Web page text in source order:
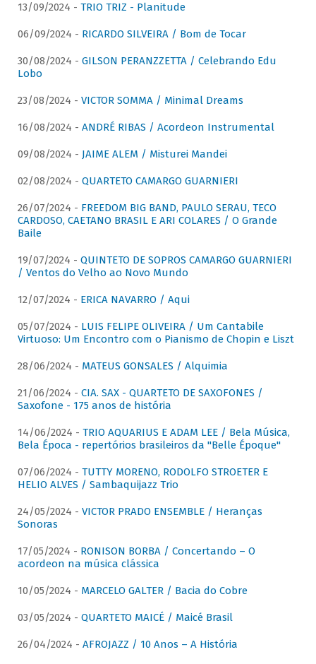
13/09/2024 - TRIO TRIZ - Planitude
06/09/2024 - RICARDO SILVEIRA / Bom de Tocar
30/08/2024 - GILSON PERANZZETTA / Celebrando Edu
Lobo
23/08/2024 - VICTOR SOMMA / Minimal Dreams
16/08/2024 - ANDRÉ RIBAS / Acordeon Instrumental
09/08/2024 - JAIME ALEM / Misturei Mandei
02/08/2024 - QUARTETO CAMARGO GUARNIERI
26/07/2024 - FREEDOM BIG BAND, PAULO SERAU, TECO
CARDOSO, CAETANO BRASIL E ARI COLARES / O Grande
Baile
19/07/2024 - QUINTETO DE SOPROS CAMARGO GUARNIERI
/ Ventos do Velho ao Novo Mundo
12/07/2024 - ERICA NAVARRO / Aqui
05/07/2024 - LUIS FELIPE OLIVEIRA / Um Cantabile
Virtuoso: Um Encontro com o Pianismo de Chopin e Liszt
28/06/2024 - MATEUS GONSALES / Alquimia
21/06/2024 - CIA. SAX - QUARTETO DE SAXOFONES /
Saxofone - 175 anos de história
14/06/2024 - TRIO AQUARIUS E ADAM LEE / Bela Música,
Bela Época - repertórios brasileiros da "Belle Époque"
07/06/2024 - TUTTY MORENO, RODOLFO STROETER E
HELIO ALVES / Sambaquijazz Trio
24/05/2024 - VICTOR PRADO ENSEMBLE / Heranças
Sonoras
17/05/2024 - RONISON BORBA / Concertando – O
acordeon na música clássica
10/05/2024 - MARCELO GALTER / Bacia do Cobre
03/05/2024 - QUARTETO MAICÉ / Maicé Brasil
26/04/2024 - AFROJAZZ / 10 Anos – A História